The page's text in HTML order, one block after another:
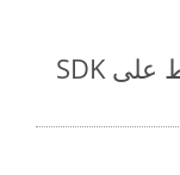
تحويل SXC Files to TEX بسيط على SDK